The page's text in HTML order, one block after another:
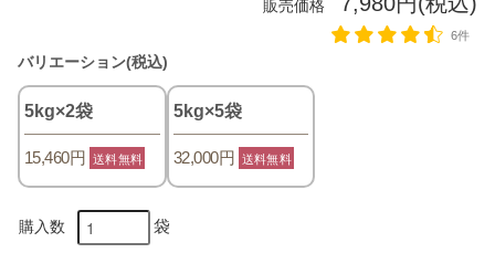
販売価格
6件
バリエーション(税込)
5kg×2袋
15,460円 送料無料
5kg×5袋
32,000円 送料無料
購入数 袋